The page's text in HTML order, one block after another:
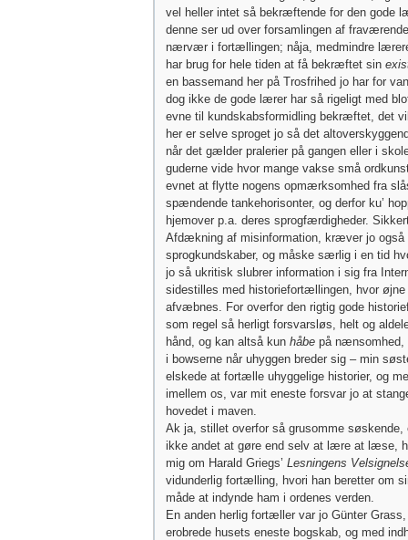
vel heller intet så bekræftende for den gode
denne ser ud over forsamlingen af
nærvær i fortællingen; nåja, medmindre
har brug for hele tiden at få bekræftet sin
en bassemand her på Trosfrihed jo har for
dog ikke de gode lærer har så rigeligt med
evne til kundskabsformidling bekræftet, det
her er selve sproget jo så det
når det gælder pralerier på gangen eller i
guderne vide hvor mange vakse små
evnet at flytte nogens opmærksomhed fra
spændende tankehorisonter, og derfor ku’
hjemover p.a. deres sprogfærdigheder.
Afdækning af misinformation, kræver jo også
sprogkundskaber, og måske særlig i en tid
jo så ukritisk slubrer information i sig fra
sidestilles med historiefortællingen, hvor
afvæbnes. For overfor den rigtig gode
som regel så herligt forsvarsløs, helt og
hånd, og kan altså kun håbe på nænsomhed,
i bowserne når uhyggen breder sig – min
elskede at fortælle uhyggelige historier, og
imellem os, var mit eneste forsvar jo at
hovedet i maven.
Ak ja, stillet overfor så grusomme søskende,
ikke andet at gøre end selv at lære at læse,
mig om Harald Griegs’ Lesningens
vidunderlig fortælling, hvori han beretter om
måde at indynde ham i ordenes verden.
En anden herlig fortæller var jo Günter
erobrede husets eneste bogskab, og med